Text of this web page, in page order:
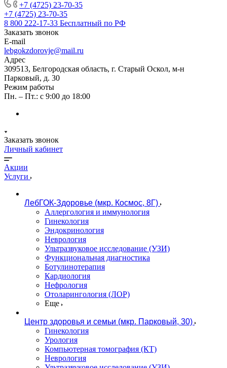
+7 (4725) 23-70-35
+7 (4725) 23-70-35
8 800 222-17-33 Бесплатный по РФ
Заказать звонок
E-mail
lebgokzdorovje@mail.ru
Адрес
309513, Белгородская область, г. Старый Оскол, м-н
Парковый, д. 30
Режим работы
Пн. – Пт.: с 9:00 до 18:00
Заказать звонок
Личный кабинет
Акции
Услуги
ЛебГОК-Здоровье (мкр. Космос, 8Г)
Аллергология и иммунология
Гинекология
Эндокринология
Неврология
Ультразвуковое исследование (УЗИ)
Функциональная диагностика
Ботулинотерапия
Кардиология
Нефрология
Отоларингология (ЛОР)
Еще
Центр здоровья и семьи (мкр. Парковый, 30)
Гинекология
Урология
Компьютерная томография (КТ)
Неврология